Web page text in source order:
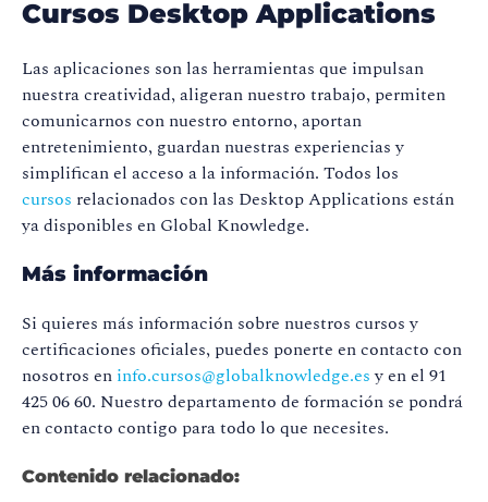
Cursos Desktop Applications
Las aplicaciones son las herramientas que impulsan
nuestra creatividad, aligeran nuestro trabajo, permiten
comunicarnos con nuestro entorno, aportan
entretenimiento, guardan nuestras experiencias y
simplifican el acceso a la información. Todos los
cursos relacionados con las Desktop Applications están
ya disponibles en Global Knowledge.
Más información
Si quieres más información sobre nuestros cursos y
certificaciones oficiales, puedes ponerte en contacto con
nosotros en info.cursos@globalknowledge.esy en el 91
425 06 60. Nuestro departamento de formación se pondrá
en contacto contigo para todo lo que necesites.
Contenido relacionado: